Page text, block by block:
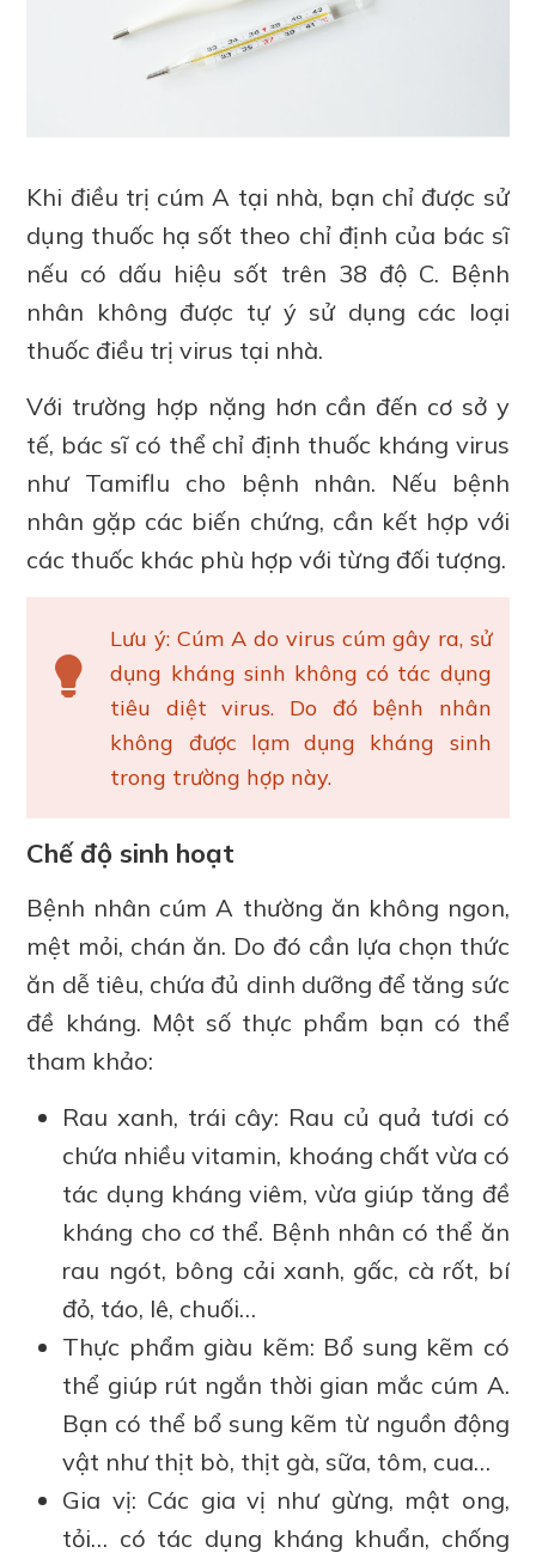
Khi điều trị cúm A tại nhà, bạn chỉ được sử
dụng thuốc hạ sốt theo chỉ định của bác sĩ
nếu có dấu hiệu sốt trên 38 độ C. Bệnh
nhân không được tự ý sử dụng các loại
thuốc điều trị virus tại nhà.
Với trường hợp nặng hơn cần đến cơ sở y
tế, bác sĩ có thể chỉ định thuốc kháng virus
như Tamiflu cho bệnh nhân. Nếu bệnh
nhân gặp các biến chứng, cần kết hợp với
các thuốc khác phù hợp với từng đối tượng.
Lưu ý: Cúm A do virus cúm gây ra, sử
dụng kháng sinh không có tác dụng
tiêu diệt virus. Do đó bệnh nhân
không được lạm dụng kháng sinh
trong trường hợp này.
Chế độ sinh hoạt
Bệnh nhân cúm A thường ăn không ngon,
mệt mỏi, chán ăn. Do đó cần lựa chọn thức
ăn dễ tiêu, chứa đủ dinh dưỡng để tăng sức
đề kháng. Một số thực phẩm bạn có thể
tham khảo:
Rau xanh, trái cây: Rau củ quả tươi có
chứa nhiều vitamin, khoáng chất vừa có
tác dụng kháng viêm, vừa giúp tăng đề
kháng cho cơ thể. Bệnh nhân có thể ăn
rau ngót, bông cải xanh, gấc, cà rốt, bí
đỏ, táo, lê, chuối…
Thực phẩm giàu kẽm: Bổ sung kẽm có
thể giúp rút ngắn thời gian mắc cúm A.
Bạn có thể bổ sung kẽm từ nguồn động
vật như thịt bò, thịt gà, sữa, tôm, cua…
Gia vị: Các gia vị như gừng, mật ong,
tỏi… có tác dụng kháng khuẩn, chống